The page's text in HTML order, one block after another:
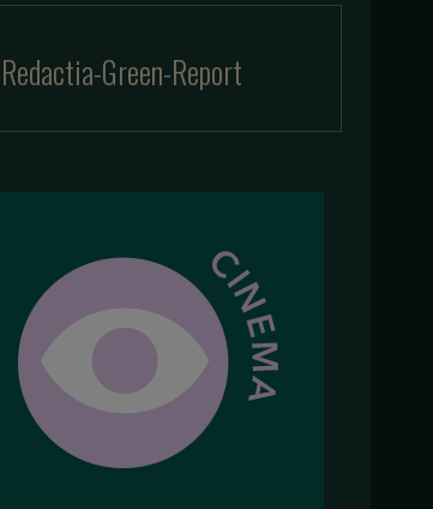
Redactia-Green-Report